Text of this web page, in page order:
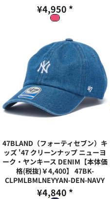
¥4,950 *
47BLAND（フォーティセブン）キ
ッズ '47 クリーンナップ ニューヨ
ーク・ヤンキース DENIM【本体価
格(税抜)￥4,400】 47BK-
CLPMLBMLNEYYAN-DEN-NAVY
¥4,840 *